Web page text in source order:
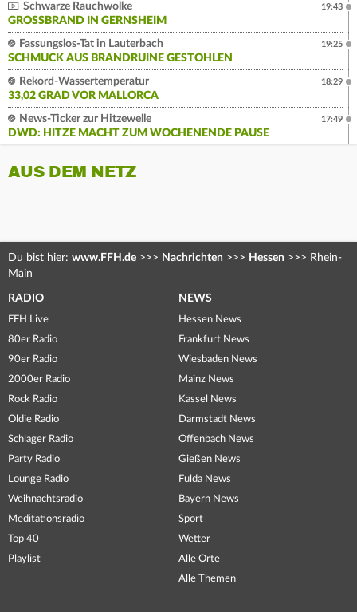
Schwarze Rauchwolke
GROSSBRAND IN GERNSHEIM
19:43
Fassungslos-Tat in Lauterbach
SCHMUCK AUS BRANDRUINE GESTOHLEN
19:25
Rekord-Wassertemperatur
33,02 GRAD VOR MALLORCA
18:29
News-Ticker zur Hitzewelle
DWD: HITZE MACHT ZUM WOCHENENDE PAUSE
17:49
AUS DEM NETZ
Du bist hier: www.FFH.de >>> Nachrichten >>> Hessen >>> Rhein-
Main
RADIO
FFH Live
80er Radio
90er Radio
2000er Radio
Rock Radio
Oldie Radio
Schlager Radio
Party Radio
Lounge Radio
Weihnachtsradio
Meditationsradio
Top 40
Playlist
NEWS
Hessen News
Frankfurt News
Wiesbaden News
Mainz News
Kassel News
Darmstadt News
Offenbach News
Gießen News
Fulda News
Bayern News
Sport
Wetter
Alle Orte
Alle Themen